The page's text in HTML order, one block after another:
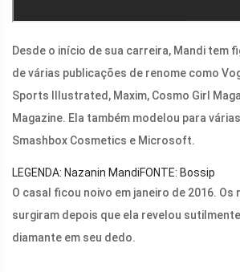
Desde o início de sua carreira, Mandi tem
de várias publicações de renome como
Sports Illustrated, Maxim, Cosmo Girl
Magazine. Ela também modelou para
Smashbox Cosmetics e Microsoft.
LEGENDA: Nazanin MandiFONTE: Bossip
O casal ficou noivo em janeiro de 2016.
surgiram depois que ela revelou
diamante em seu dedo.